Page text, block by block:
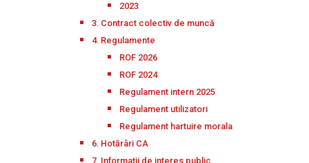
2023
3. Contract colectiv de muncă
4. Regulamente
ROF 2026
ROF 2024
Regulament intern 2025
Regulament utilizatori
Regulament hartuire morala
6. Hotărâri CA
7. Informații de interes public